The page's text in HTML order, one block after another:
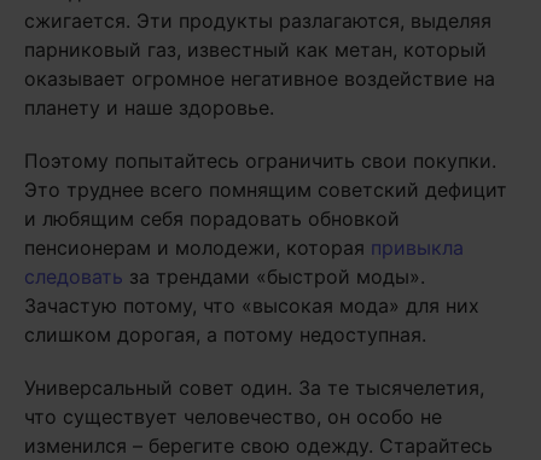
сжигается. Эти продукты разлагаются, выделяя
парниковый газ, известный как метан, который
оказывает огромное негативное воздействие на
планету и наше здоровье.
Поэтому попытайтесь ограничить свои покупки.
Это труднее всего помнящим советский дефицит
и любящим себя порадовать обновкой
пенсионерам и молодежи, которая привыкла
следовать за трендами «быстрой моды».
Зачастую потому, что «высокая мода» для них
слишком дорогая, а потому недоступная.
Универсальный совет один. За те тысячелетия,
что существует человечество, он особо не
изменился – берегите свою одежду. Старайтесь